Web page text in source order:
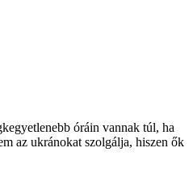
óráin vannak túl, ha
az ukránokat szolgálja, hiszen ők